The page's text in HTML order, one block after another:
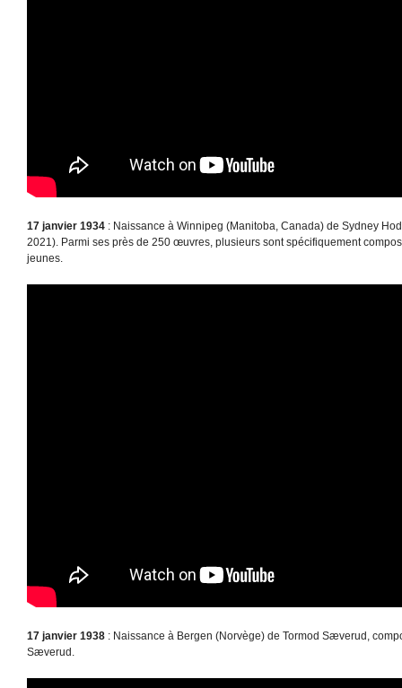
17 janvier 1934 : Naissance à Winnipeg (Manitoba, Canada) de Sydney
2021). Parmi ses près de 250 œuvres, plusieurs sont spécifiquement
jeunes.
17 janvier 1938 : Naissance à Bergen (Norvège) de Tormod Sæverud,
Sæverud.